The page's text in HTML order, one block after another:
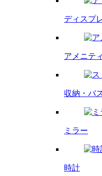
ディスプ
アメニテ
収納・バ
ミラー
時計